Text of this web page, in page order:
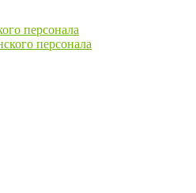
персонала
персонала